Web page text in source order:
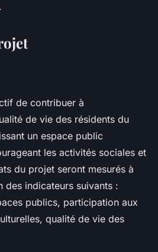
de contribuer à
de vie des résidents du
un espace public
les activités sociales et
du projet seront mesurés à
des indicateurs suivants :
publics, participation aux
qualité de vie des